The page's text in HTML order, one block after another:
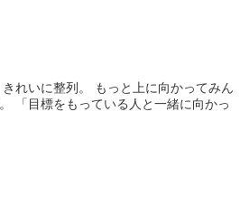
れいに整列。 もっと上に向かってみん
「目標をもっている人と一緒に向かっ